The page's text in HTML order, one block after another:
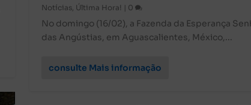
Notícias, Última Hora! | 0
No domingo (16/02), a Fazenda da Esperança
das Angústias, em Aguascalientes, México,...
consulte Mais informação